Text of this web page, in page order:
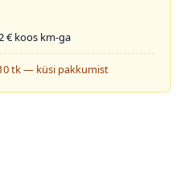
€ koos km-ga
tk — küsi pakkumist